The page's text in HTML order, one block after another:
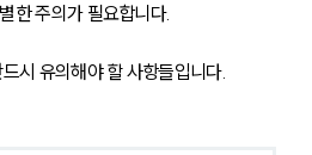
한 주의가 필요합니다.
시 유의해야 할 사항들입니다.